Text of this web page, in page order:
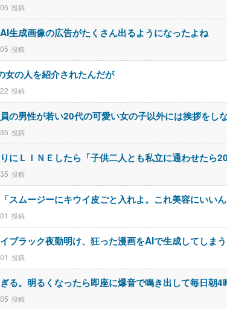
生成画像の広告がたくさん出るようになったよね
女の人を紹介されたんだが
の男性が若い20代の可愛い女の子以外には挨拶をし
にＬＩＮＥしたら「子供二人とも私立に通わせたら
「スムージーにキウイ皮ごと入れよ。これ美容にい
イブラック夜勤明け、狂った漫画をAIで生成してしまう
る。明るくなったら即座に爆音で鳴き出して毎日朝